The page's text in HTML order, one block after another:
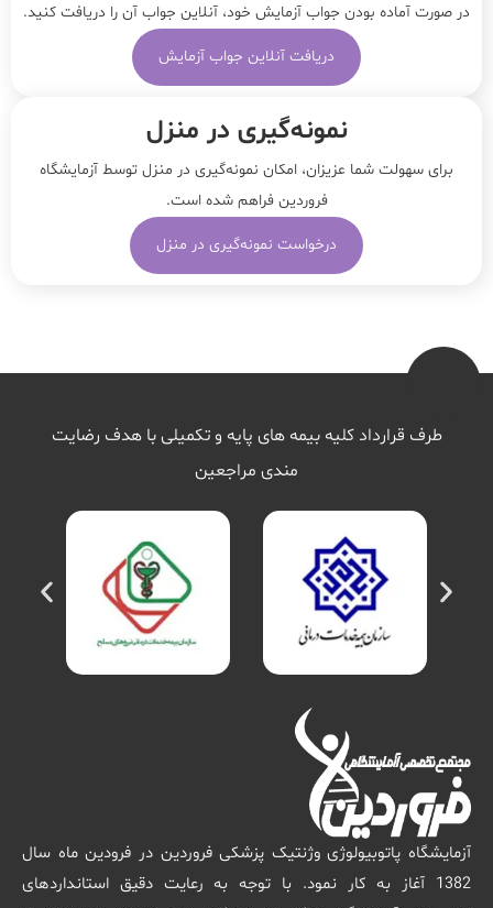
در صورت آماده بودن جواب آزمایش خود، آنلاین جواب‌ آن را دریافت کنید.
دریافت آنلاین جواب آزمایش
نمونه‌‌گیری در منزل
برای سهولت شما عزیزان، امکان نمونه‌گیری در منزل توسط آزمایشگاه
فروردین فراهم شده است.
درخواست نمونه‌گیری در منزل
طرف قرارداد کلیه بیمه های پایه و تکمیلی با هدف رضایت
مندی مراجعین
آزمایشگاه پاتوبیولوژی وژنتیک پزشکی فروردین در فرودین ماه سال
1382 آغاز به کار نمود. با توجه به رعایت دقیق استانداردهای